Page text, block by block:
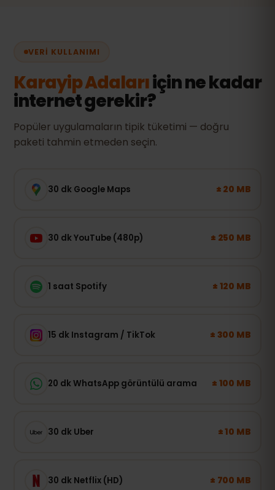
VERI KULLANIMI
Karayip Adalarıiçin ne kadar
internet gerekir?
Popüler uygulamaların tipik tüketimi — doğru
paketi tahmin etmeden seçin.
30 dk Google Maps ± 20 MB
30 dk YouTube (480p) ± 250 MB
1 saat Spotify ± 120 MB
15 dk Instagram / TikTok ± 300 MB
20 dk WhatsApp görüntülü arama ± 100 MB
30 dk Uber ± 10 MB
30 dk Netflix (HD) ± 700 MB